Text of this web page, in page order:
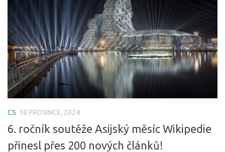
CS 18 PROSINCE, 2024
6. ročník soutěže Asijský měsíc Wikipedie
přinesl přes 200 nových článků!